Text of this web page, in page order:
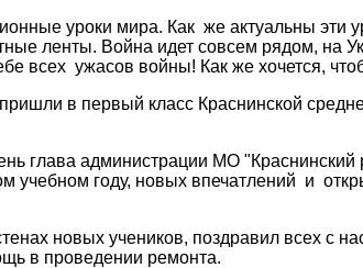
уроки мира. Как же актуальны эти
ленты. Война идет совсем рядом, на
всех ужасов войны! Как же хочется,
в первый класс Краснинской
глава администрации МО
году, новых впечатлений и
новых учеников, поздравил всех с
в проведении ремонта.